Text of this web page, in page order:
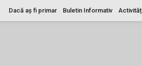
Buletin Informativ
Dacă aș fi primar